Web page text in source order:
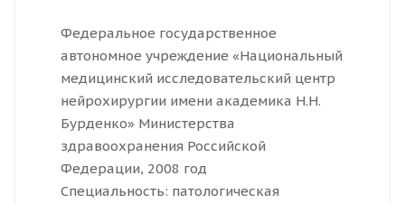
Федеральное государственное
автономное учреждение «Национальный
медицинский исследовательский центр
нейрохирургии имени академика Н.Н.
Бурденко» Министерства
здравоохранения Российской
Федерации, 2008 год
Специальность: патологическая